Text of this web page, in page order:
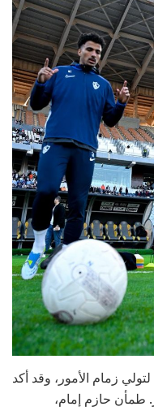
زمام الأمور، وقد أكد
طمأن حازم إمام،